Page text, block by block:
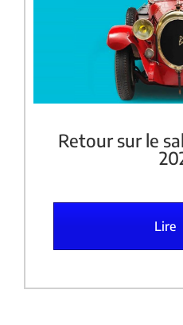
Retour sur le
Lire